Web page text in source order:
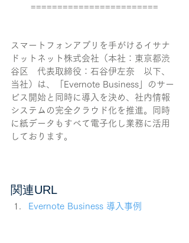
========================
スマートフォンアプリを手がけるイサナ
ドットネット株式会社（本社：東京都渋
谷区　代表取締役：石谷伊左奈　以下、
当社）は、「Evernote Business」のサー
ビス開始と同時に導入を決め、社内情報
システムの完全クラウド化を推進。同時
に紙データもすべて電子化し業務に活用
しております。
関連URL
Evernote Business 導入事例